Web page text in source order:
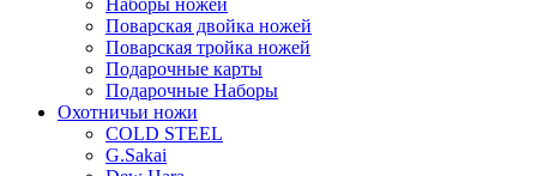
Поварская двойка ножей
Поварская тройка ножей
Подарочные карты
Подарочные Наборы
Охотничьи ножи
COLD STEEL
G.Sakai